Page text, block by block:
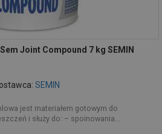
Joint Compound 7 kg SEMIN
SEMIN
jest materiałem gotowym do
i służy do: – spoinowania...